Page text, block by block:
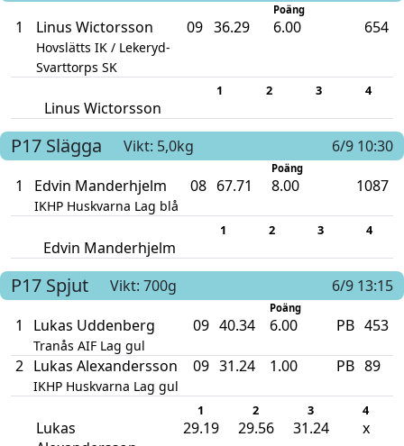
Poäng
1 Linus Wictorsson
Hovslätts IK / Lekeryd-
Svarttorps SK
09 36.29 6.00 654
1 2 3 4
Linus Wictorsson
P17 Slägga Vikt: 5,0kg 6/9 10:30
Poäng
1 Edvin Manderhjelm
IKHP Huskvarna Lag blå
08 67.71 8.00 1087
1 2 3 4
Edvin Manderhjelm
P17 Spjut Vikt: 700g 6/9 13:15
Poäng
1 Lukas Uddenberg
Tranås AIF Lag gul
09 40.34 6.00 PB 453
2 Lukas Alexandersson
IKHP Huskvarna Lag gul
09 31.24 1.00 PB 89
1 2 3 4
Lukas
29.19 29.56 31.24 x